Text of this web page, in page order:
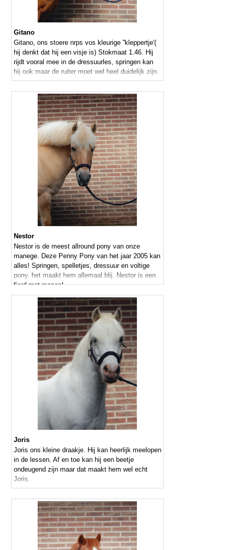
Gitano
Gitano, ons stoere nrps vos kleurige ''kleppertje'(
hij denkt dat hij een visje is) Stokmaat 1.46. Hij
rijdt vooral mee in de dressuurles, springen kan
hij ook maar de ruiter moet wel heel duidelijk zijn.
Nestor
Nestor is de meest allround pony van onze
manege. Deze Penny Pony van het jaar 2005 kan
alles! Springen, spelletjes, dressuur en voltige
pony, het maakt hem allemaal blij. Nestor is een
fjord met manen!
Joris
Joris ons kleine draakje. Hij kan heerlijk meelopen
in de lessen. Af en toe kan hij een beetje
ondeugend zijn maar dat maakt hem wel echt
Joris.